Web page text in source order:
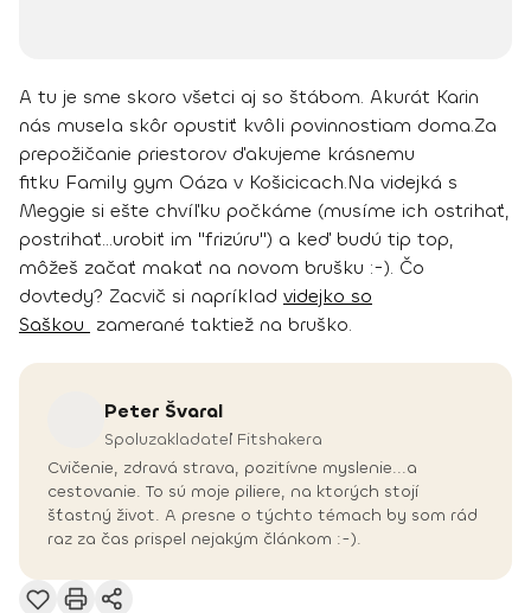
A tu je sme skoro všetci aj so štábom. Akurát Karin
nás musela skôr opustiť kvôli povinnostiam doma.Za
prepožičanie priestorov ďakujeme krásnemu
fitku Family gym Oáza v Košicicach.Na videjká s
Meggie si ešte chvíľku počkáme (musíme ich ostrihať,
postrihať...urobiť im "frizúru") a keď budú tip top,
môžeš začať makať na novom brušku :-). Čo
dovtedy? Zacvič si napríklad videjko so
Saškou zamerané taktiež na bruško.
Peter Švaral
Spoluzakladateľ Fitshakera
Cvičenie, zdravá strava, pozitívne myslenie...a
cestovanie. To sú moje piliere, na ktorých stojí
šťastný život. A presne o týchto témach by som rád
raz za čas prispel nejakým článkom :-).